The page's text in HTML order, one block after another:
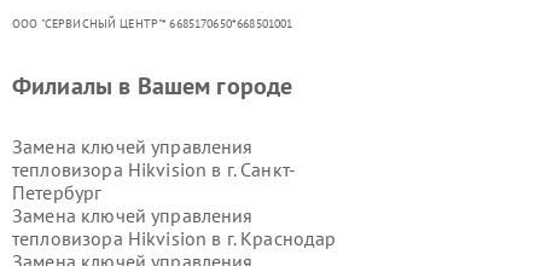
ООО "СЕРВИСНЫЙ ЦЕНТР"* 6685170650*668501001
Филиалы в Вашем городе
Замена ключей управления
тепловизора Hikvision в г. Санкт-
Петербург
Замена ключей управления
тепловизора Hikvision в г. Краснодар